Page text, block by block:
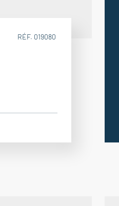
RÉF. 019080